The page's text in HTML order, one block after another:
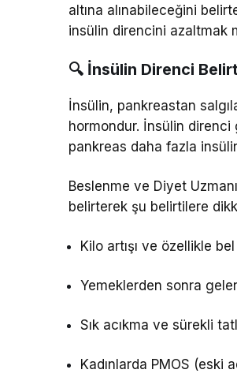
altına alınabileceğini
insülin direncini azaltmak
🔍 İnsülin Direnci
İnsülin, pankreastan
hormondur. İnsülin
pankreas daha fazla
Beslenme ve Diyet
belirterek şu belirtilere
Kilo artışı ve özellikle
Yemeklerden sonra
Sık acıkma ve sürekli
Kadınlarda PMOS (eski